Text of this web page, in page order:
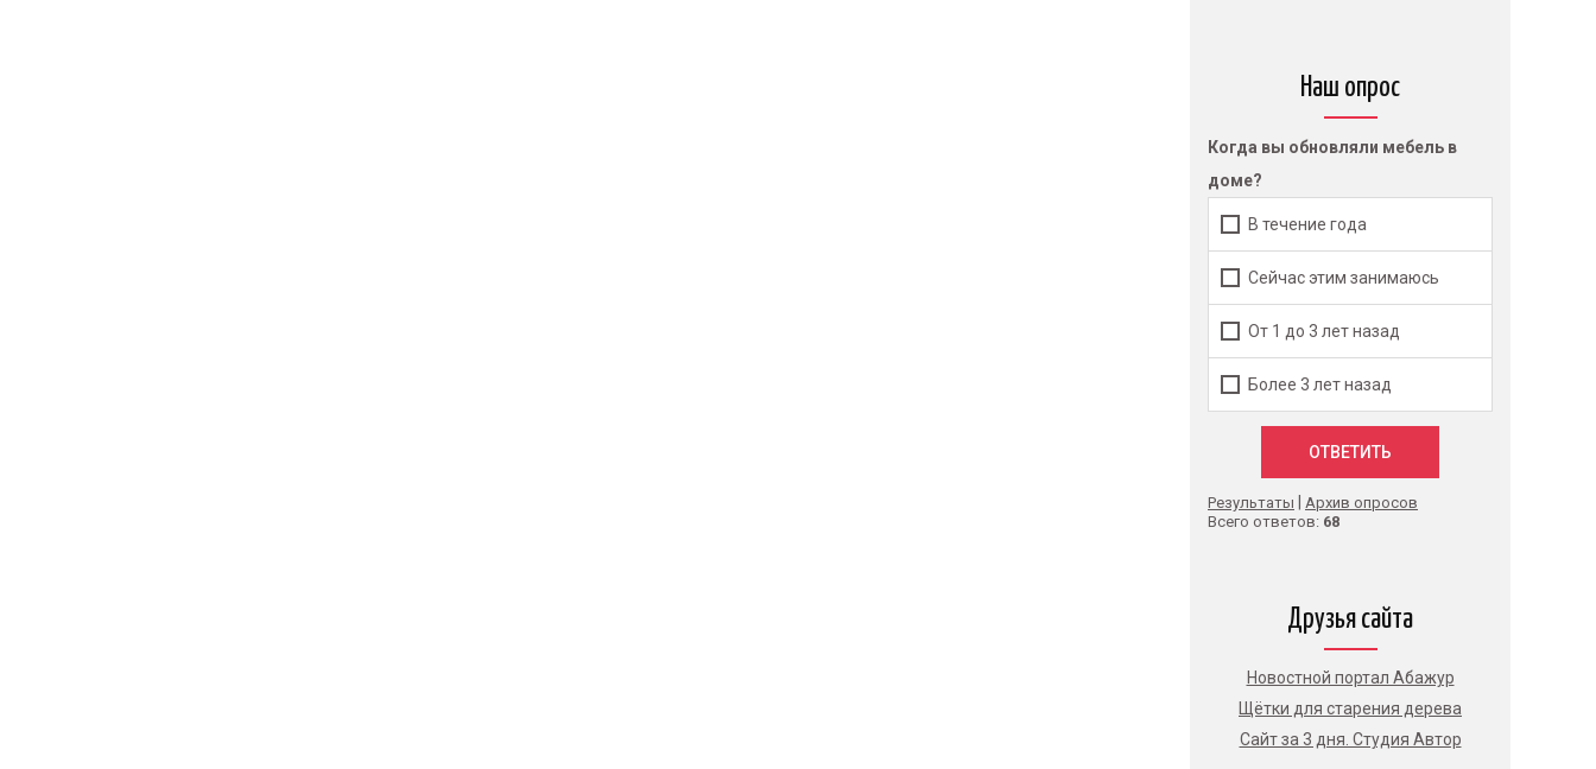
Наш опрос
Когда вы обновляли мебель в
доме?
В течение года
Сейчас этим занимаюсь
От 1 до 3 лет назад
Более 3 лет назад
Результаты
Архив опросов
Всего ответов: 68
Друзья сайта
Новостной портал Абажур
Щётки для старения дерева
Сайт за 3 дня. Студия Автор